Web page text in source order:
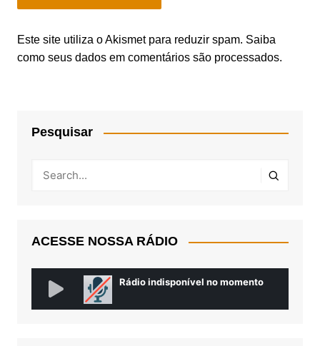
Este site utiliza o Akismet para reduzir spam. Saiba
como seus dados em comentários são processados.
Pesquisar
ACESSE NOSSA RÁDIO